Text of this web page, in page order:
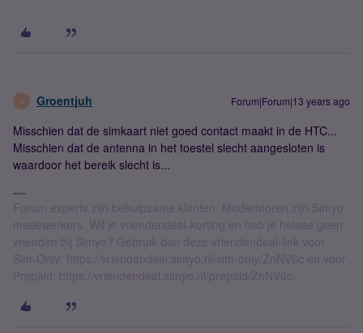
G Groentjuh Forum|Forum|13 years ago
Misschien dat de simkaart niet goed contact maakt in de HTC...
Misschien dat de antenna in het toestel slecht aangesloten is
waardoor het bereik slecht is...
Forum experts zijn behulpzame klanten. Moderatoren zijn Simyo
medewerkers. Wil je vriendendeal-korting en heb je helaas geen
vrienden bij Simyo? Gebruik dan deze vriendendeal-link voor
Sim-Only: https://vriendendeal.simyo.nl/sim-only/ZnNV6c en voor
Prepaid: https://vriendendeal.simyo.nl/prepaid/ZnNV6c.